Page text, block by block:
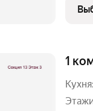
1
Кухня: